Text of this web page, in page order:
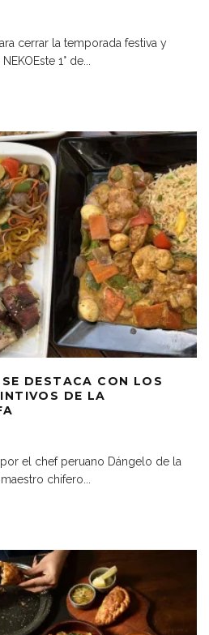
cerrar la temporada festiva y
1° de
DESTACA CON LOS
DE LA
el chef peruano Dángelo de la
chifero